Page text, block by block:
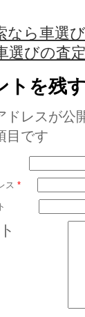
なら車選
選びの査
トを残す
ドレスが公
目です
ス *